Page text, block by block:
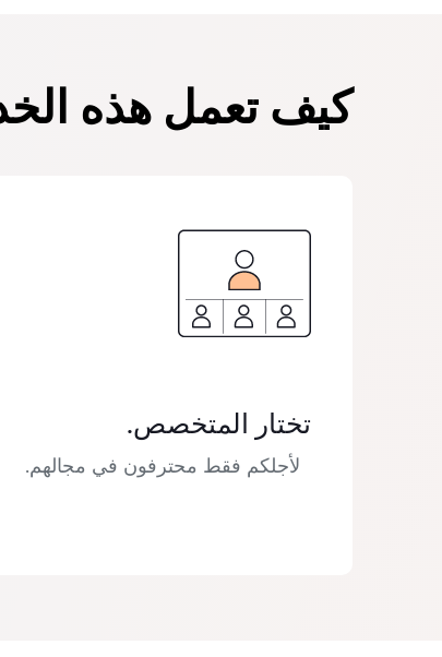
كيف تعمل هذه
تختار المتخصص.
لأجلكم فقط محترفون في مجالهم.